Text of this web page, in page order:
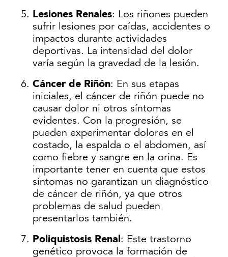
Lesiones Renales: Los riñones pueden
sufrir lesiones por caídas, accidentes o
impactos durante actividades
deportivas. La intensidad del dolor
varía según la gravedad de la lesión.
Cáncer de Riñón: En sus etapas
iniciales, el cáncer de riñón puede no
causar dolor ni otros síntomas
evidentes. Con la progresión, se
pueden experimentar dolores en el
costado, la espalda o el abdomen, así
como fiebre y sangre en la orina. Es
importante tener en cuenta que estos
síntomas no garantizan un diagnóstico
de cáncer de riñón, ya que otros
problemas de salud pueden
presentarlos también.
Poliquistosis Renal: Este trastorno
genético provoca la formación de